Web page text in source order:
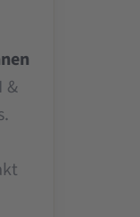
&